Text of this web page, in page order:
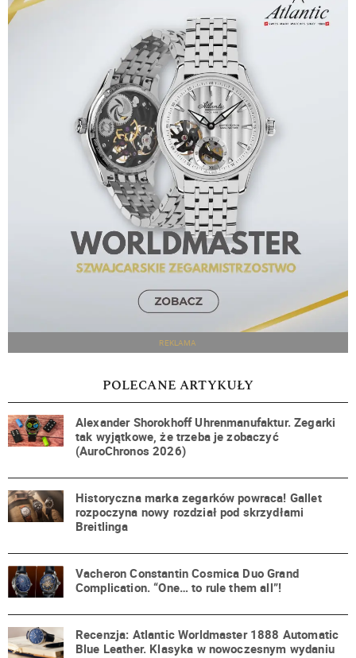
REKLAMA
POLECANE ARTYKUŁY
Alexander Shorokhoff Uhrenmanufaktur. Zegarki
tak wyjątkowe, że trzeba je zobaczyć
(AuroChronos 2026)
Historyczna marka zegarków powraca! Gallet
rozpoczyna nowy rozdział pod skrzydłami
Breitlinga
Vacheron Constantin Cosmica Duo Grand
Complication. “One… to rule them all”!
Recenzja: Atlantic Worldmaster 1888 Automatic
Blue Leather. Klasyka w nowoczesnym wydaniu